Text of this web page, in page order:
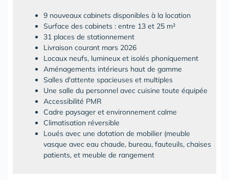
9 nouveaux cabinets disponibles à la location
Surface des cabinets : entre 13 et 25 m²
31 places de stationnement
Livraison courant mars 2026
Locaux neufs, lumineux et isolés phoniquement
Aménagements intérieurs haut de gamme
Salles d'attente spacieuses et multiples
Une salle du personnel avec cuisine toute équipée
Accessibilité PMR
Cadre paysager et environnement calme
Climatisation réversible
Loués avec une dotation de mobilier (meuble
vasque avec eau chaude, bureau, fauteuils, chaises
patients, et meuble de rangement